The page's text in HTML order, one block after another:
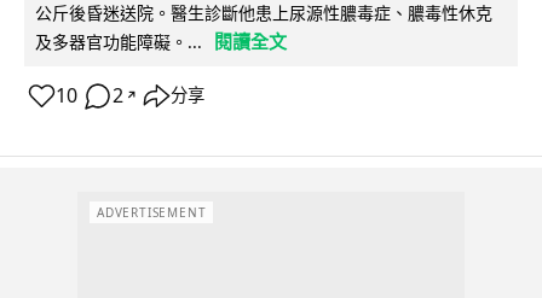
公斤後昏迷送院。醫生診斷他患上尿源性膿毒症、膿毒性休克
及多器官功能障礙。...
閱讀全文
10 2 ↗ 分享
ADVERTISEMENT